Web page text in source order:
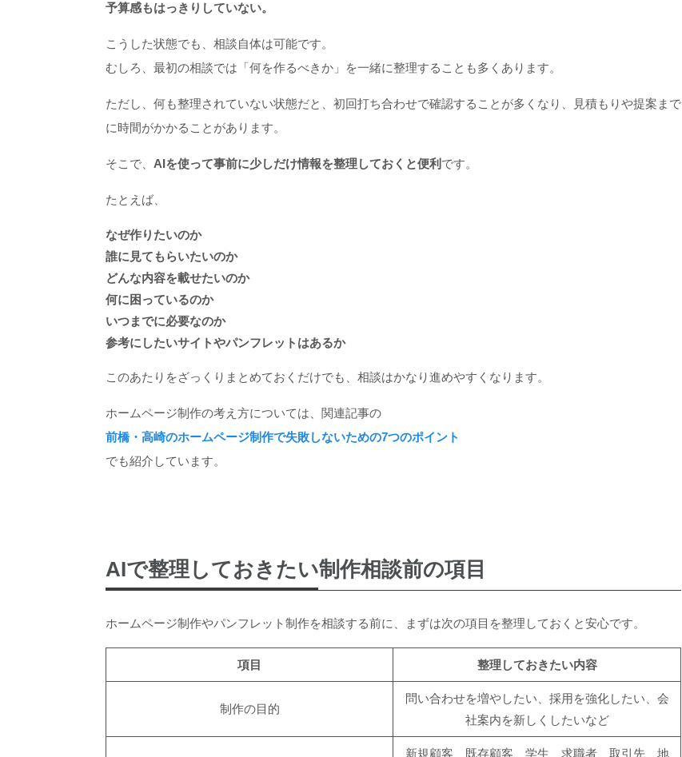
群馬でホームページ制作・パンフレット制作をお考えの方へ
予算感もはっきりしていない。
こうした状態でも、相談自体は可能です。
むしろ、最初の相談では「何を作るべきか」を一緒に整理することも多くあります。
ただし、何も整理されていない状態だと、初回打ち合わせで確認することが多くなり、見積もりや提案まで
に時間がかかることがあります。
そこで、 AIを使って事前に少しだけ情報を整理しておくと便利 です。
たとえば、
なぜ作りたいのか
誰に見てもらいたいのか
どんな内容を載せたいのか
何に困っているのか
いつまでに必要なのか
参考にしたいサイトやパンフレットはあるか
このあたりをざっくりまとめておくだけでも、相談はかなり進めやすくなります。
ホームページ制作の考え方については、関連記事の
前橋・高崎のホームページ制作で失敗しないための7つのポイント
でも紹介しています。
AIで整理しておきたい制作相談前の項目
ホームページ制作やパンフレット制作を相談する前に、まずは次の項目を整理しておくと安心です。
項目 整理しておきたい内容
制作の目的
問い合わせを増やしたい、採用を強化したい、会
社案内を新しくしたいなど
新規顧客、既存顧客、学生、求職者、取引先、地